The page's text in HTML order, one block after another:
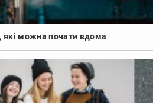
які можна почати вдома